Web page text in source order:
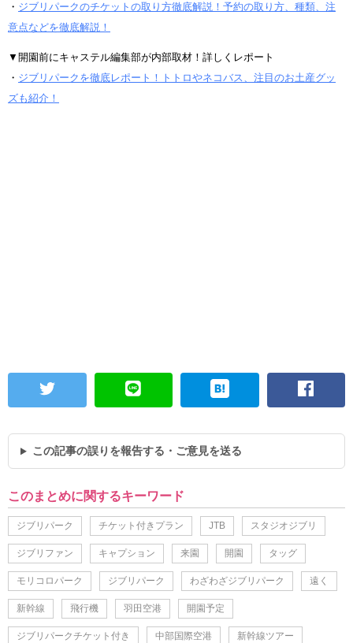
・ ジブリパークのチケットの取り方徹底解説！予約の取り方、種類、注
意点などを徹底解説！
▼開園前にキャステル編集部が内部取材！詳しくレポート
・ ジブリパークを徹底レポート！トトロやネコバス、注目のお土産グッ
ズも紹介！
この記事の誤りを報告する・ご意見を送る
このまとめに関するキーワード
ジブリパーク チケット付きプラン JTB スタジオジブリ
ジブリファン キャプション 来園 開園 タッグ
モリコロパーク ジブリパーク わざわざジブリパーク 遠く
新幹線 飛行機 羽田空港 開園予定
ジブリパークチケット付き 中部国際空港 新幹線ツアー